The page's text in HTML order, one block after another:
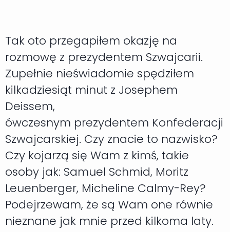
Tak oto przegapiłem okazję na
rozmowę z prezydentem Szwajcarii.
Zupełnie nieświadomie spędziłem
kilkadziesiąt minut z Josephem
Deissem,
ówczesnym prezydentem Konfederacji
Szwajcarskiej. Czy znacie to nazwisko?
Czy kojarzą się Wam z kimś, takie
osoby jak: Samuel Schmid, Moritz
Leuenberger, Micheline Calmy-Rey?
Podejrzewam, że są Wam one równie
nieznane jak mnie przed kilkoma laty.